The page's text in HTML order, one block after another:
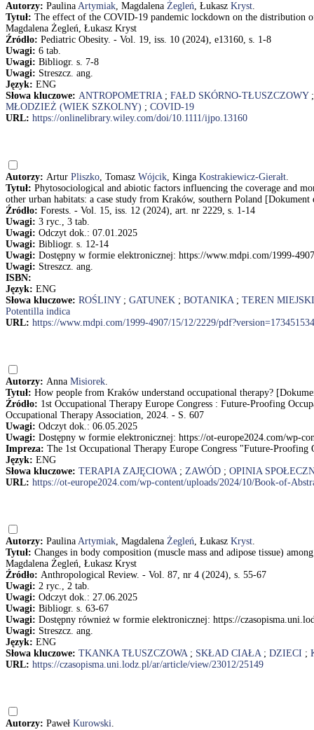
Autorzy: Paulina Artymiak, Magdalena Żegleń, Łukasz Kryst.
Tytuł: The effect of the COVID-19 pandemic lockdown on the distribution
Magdalena Żegleń, Łukasz Kryst
Źródło: Pediatric Obesity. - Vol. 19, iss. 10 (2024), e13160, s. 1-8
Uwagi: 6 tab.
Uwagi: Bibliogr. s. 7-8
Uwagi: Streszcz. ang.
Język: ENG
Słowa kluczowe: ANTROPOMETRIA; FAŁD SKÓRNO-TŁUSZCZOWY
MŁODZIEŻ (WIEK SZKOLNY) ; COVID-19
URL: https://onlinelibrary.wiley.com/doi/10.1111/ijpo.13160
Autorzy: Artur Pliszko, Tomasz Wójcik, Kinga Kostrakiewicz-Gierałt.
Tytuł: Phytosociological and abiotic factors influencing the coverage and
other urban habitats: a case study from Kraków, southern Poland
Źródło: Forests. - Vol. 15, iss. 12 (2024), art. nr 2229, s. 1-14
Uwagi: 3 ryc., 3 tab.
Uwagi: Odczyt dok.: 07.01.2025
Uwagi: Bibliogr. s. 12-14
Uwagi: Dostępny w formie elektronicznej: https://www.mdpi.com/1999-
Uwagi: Streszcz. ang.
ISBN:
Język: ENG
Słowa kluczowe: ROŚLINY; GATUNEK ; BOTANIKA; TEREN MIEJSKI
Potentilla indica
URL: https://www.mdpi.com/1999-4907/15/12/2229/
Autorzy: Anna Misiorek.
Tytuł: How people from Kraków understand occupational therapy?
Źródło: 1st Occupational Therapy Europe Congress : Future-Proofing
Occupational Therapy Association, 2024. - S. 607
Uwagi: Odczyt dok.: 06.05.2025
Uwagi: Dostępny w formie elektronicznej: https://ot-europe2024.com/wp-
Impreza: The 1st Occupational Therapy Europe Congress "Future-
Język: ENG
Słowa kluczowe: TERAPIA ZAJĘCIOWA; ZAWÓD ; OPINIA
URL: https://ot-europe2024.com/wp-content/uploads/2024/10/Book-of-
Autorzy: Paulina Artymiak, Magdalena Żegleń, Łukasz Kryst.
Tytuł: Changes in body composition (muscle mass and adipose tissue)
Magdalena Żegleń, Łukasz Kryst
Źródło: Anthropological Review. - Vol. 87, nr 4 (2024), s. 55-67
Uwagi: 2 ryc., 2 tab.
Uwagi: Odczyt dok.: 27.06.2025
Uwagi: Bibliogr. s. 63-67
Uwagi: Dostępny również w formie elektronicznej: https://
Uwagi: Streszcz. ang.
Język: ENG
Słowa kluczowe: TKANKA TŁUSZCZOWA; SKŁAD CIAŁA; DZIECI ;
URL: https://czasopisma.uni.lodz.pl/ar/article/view/23012/25149
Autorzy: Paweł Kurowski.